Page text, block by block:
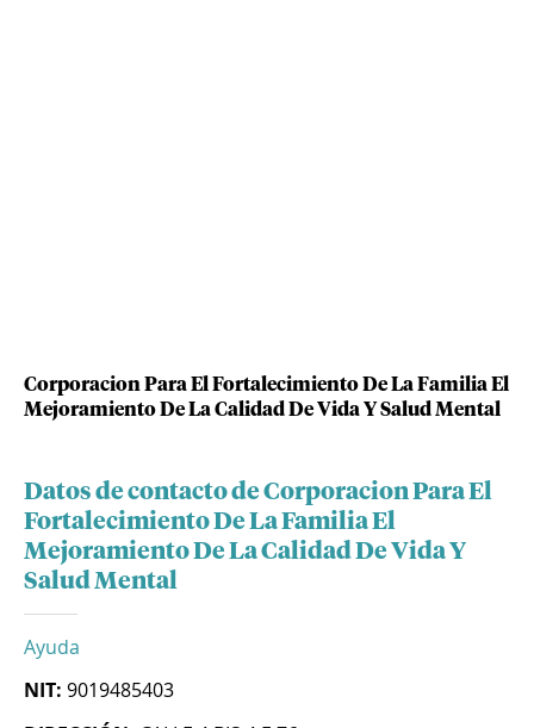
Corporacion Para El Fortalecimiento De La Familia El
Mejoramiento De La Calidad De Vida Y Salud Mental
Datos de contacto de Corporacion Para El
Fortalecimiento De La Familia El
Mejoramiento De La Calidad De Vida Y
Salud Mental
Ayuda
NIT: 9019485403